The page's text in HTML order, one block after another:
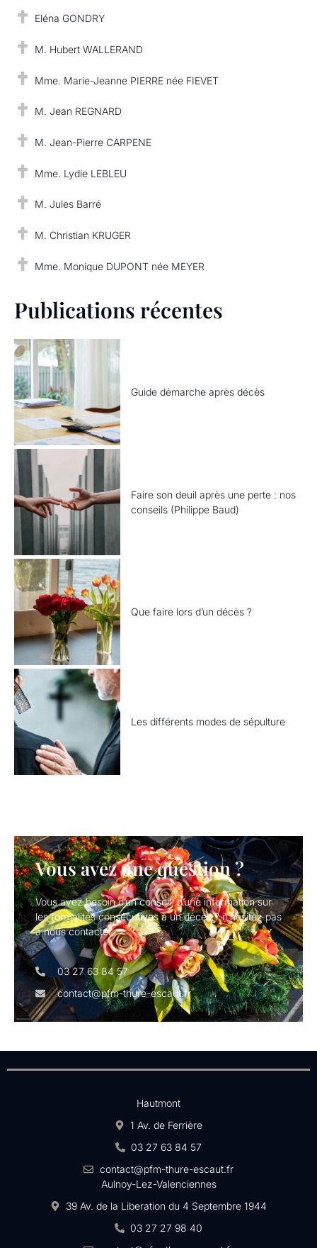
Eléna GONDRY
M. Hubert WALLERAND
Mme. Marie-Jeanne PIERRE née FIEVET
M. Jean REGNARD
M. Jean-Pierre CARPENE
Mme. Lydie LEBLEU
M. Jules Barré
M. Christian KRUGER
Mme. Monique DUPONT née MEYER
Publications récentes
Guide démarche après décès
Faire son deuil après une perte : nos
conseils (Philippe Baud)
Que faire lors d’un décès ?
Les différents modes de sépulture
Vous avez une question ?
Vous avez besoin d’un conseil, d’une information sur
les formalités consécutives à un dècés ? n’hésitez pas
à nous contacter.
03 27 63 84 57
contact@pfm-thure-escaut.fr
Hautmont
1 Av. de Ferrière
03 27 63 84 57
contact@pfm-thure-escaut.fr
Aulnoy-Lez-Valenciennes
39 Av. de la Liberation du 4 Septembre 1944
03 27 27 98 40